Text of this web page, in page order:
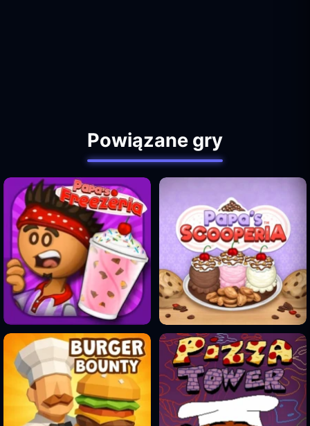
Powiązane gry